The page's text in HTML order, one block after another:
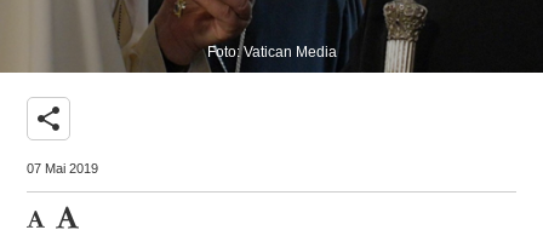
Foto: Vatican Media
share
07 Mai 2019